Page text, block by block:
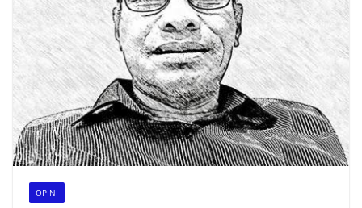
OPINI